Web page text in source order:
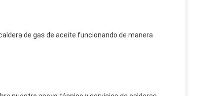
de gas de aceite funcionando de manera